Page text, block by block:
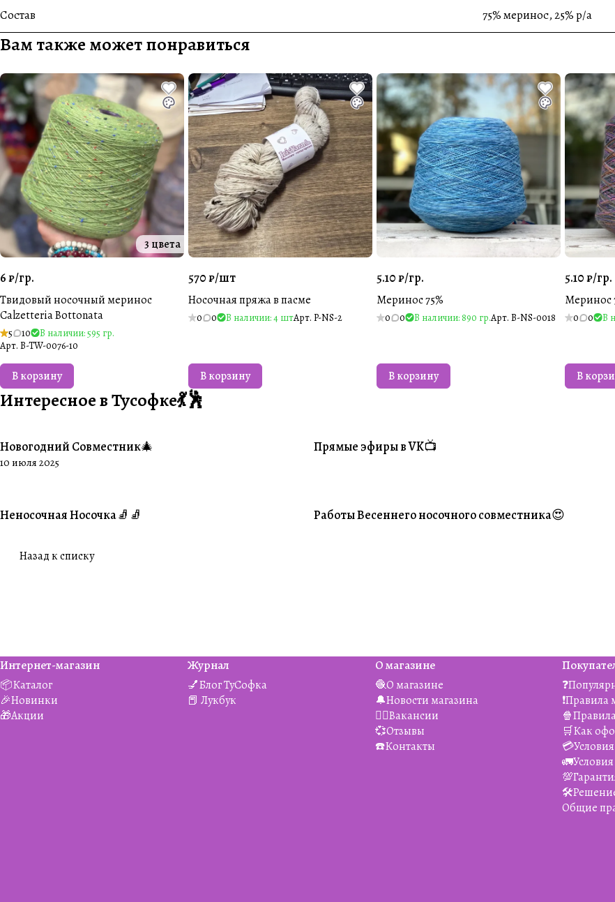
Состав 75% меринос, 25% p/a
Вам также может понравиться
3 цвета
6 ₽/гр.
Твидовый носочный меринос
Calzetteria Bottonata
5 10
В наличии: 595 гр.
Арт. B-TW-0076-10
В корзину
570 ₽/шт
Носочная пряжа в пасме
0 0 В наличии: 4 штАрт. P-NS-2
В корзину
5.10 ₽/гр.
Меринос 75%
0 0 В наличии: 890 гр.Арт. B-NS-0018
В корзину
5.10 ₽/гр.
Меринос
0 0 В
В
Интересное в Тусофке💃🕺
#Совместники
Новогодний Совместник🎄
10 июля 2025
#Житуха
Прямые эфиры в VK📺
#Ваше творчество
Неносочная Носочка🧦🧦 #Ваше творчество
Работы Весеннего носочного совместника😍
Назад к списку
Интернет-магазин
📦Каталог
🎉Новинки
🎁Акции
Журнал
💅Блог ТуСофка
📕 Лукбук
О магазине
🧶О магазине
🔔Новости магазина
👯‍♀️Вакансии
💞Отзывы
☎️Контакты
❗️Правила
🛒Как
Общие